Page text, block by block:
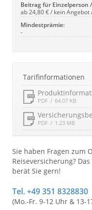
Beitrag für Einzelperson
ab 24,80 € / kein Angebot
Mindestprämie:
-
Tarifinformationen
PDF 64.07 KB
PDF 1.23 MB
Sie haben Fragen zum
Reiseversicherung?
berät Sie gern!
Tel. +49 351 8328830
(Mo.-Fr. 9-12 Uhr & 13-